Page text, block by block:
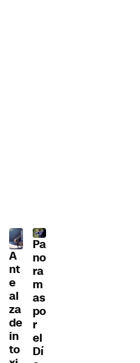
A
nt
e
al
za
de
in
to
Pa
no
ra
m
as
po
r
el
Dí